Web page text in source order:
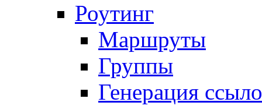
Роутинг
Маршруты
Группы
Генерация